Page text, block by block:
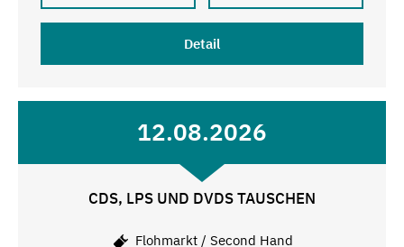
Detail
12.08.2026
CDS, LPS UND DVDS TAUSCHEN
Flohmarkt / Second Hand